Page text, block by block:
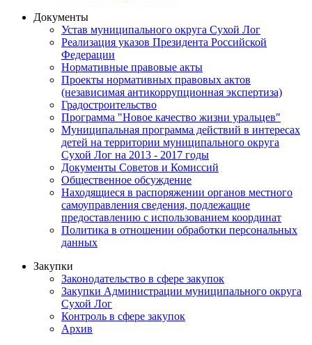
Документы
Устав муниципального округа Сухой Лог
Реализация указов Президента Российской
Федерации
Нормативные правовые акты
Проекты нормативных правовых актов
(независимая антикоррупционная экспертиза)
Градостроительство
Программа "Новое качество жизни уральцев"
Муниципальная программа действий в интересах
детей на территории муниципального округа
Сухой Лог на 2013 - 2017 годы
Документы Советов и Комиссий
Общественное обсуждение
Находящиеся в распоряжении органов местного
самоуправления сведения, подлежащие
предоставлению с использованием координат
Политика в отношении обработки персональных
данных
Закупки
Законодательство в сфере закупок
Закупки Администрации муниципального округа
Сухой Лог
Контроль в сфере закупок
Архив